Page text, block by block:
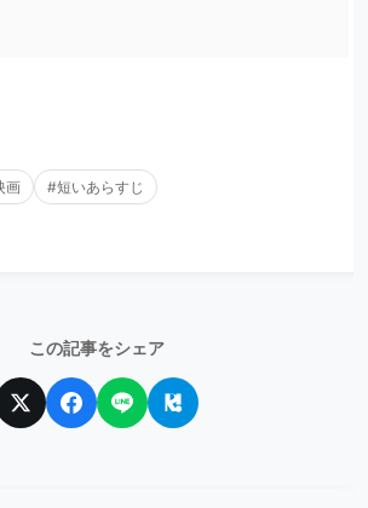
画 #短いあらすじ
この記事をシェア